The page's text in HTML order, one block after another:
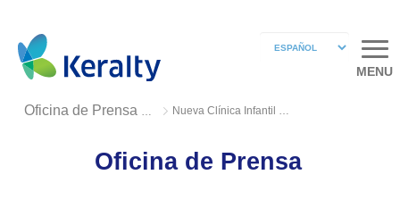
MENU
Oficina de Prensa 2019 Nueva Clínica Infantil Santa María del Lago en Bogotá
Oficina de Prensa